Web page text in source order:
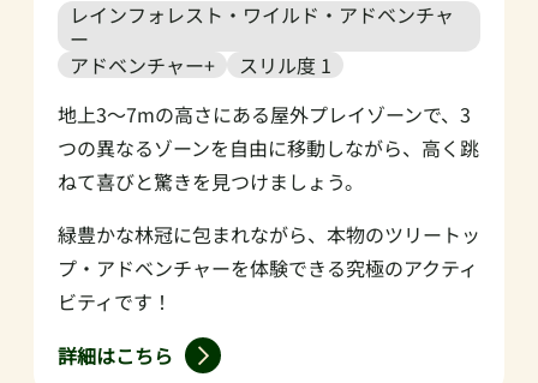
レインフォレスト・ワイルド・アドベンチャ
ー
アドベンチャー+
スリル度 1
地上3～7mの高さにある屋外プレイゾーンで、3
つの異なるゾーンを自由に移動しながら、高く跳
ねて喜びと驚きを見つけましょう。
緑豊かな林冠に包まれながら、本物のツリートッ
プ・アドベンチャーを体験できる究極のアクティ
ビティです！
詳細はこちら